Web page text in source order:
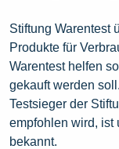
Stiftung Warentest
Produkte für
Warentest helfen
gekauft werden
Testsieger der
empfohlen wird, ist
bekannt.